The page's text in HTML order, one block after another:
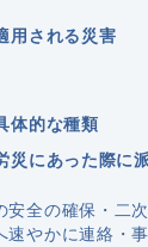
用される災害
体的な種類
災にあった際に
安全の確保・二
速やかに連絡・